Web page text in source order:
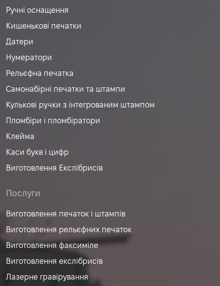
Послуги
Виготовлення печаток і штампів
Виготовлення рельєфних печаток
Виготовлення факсиміле
Виготовлення екслібрисів
Лазерне гравірування
Ручні оснащення
Кишенькові печатки
Датери
Нумератори
Рельєфна печатка
Самонабірні печатки та штампи
Кулькові ручки з інтегрованим штампом
Пломбіри і пломбіратори
Клейма
Каси букв і цифр
Виготовлення Екслібрисів